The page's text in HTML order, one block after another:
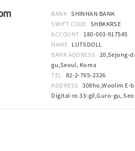
BANK SHINHAN BANK
SWIFT CODE SHBKKRSE
ACCOUNT 180-003-917545
NAME LUTSDOLL
BANK ADDRESS 20,Sejong-
gu,Seoul, Korea
TEL 82-2-765-2326
ADDRESS 308ho,Woolim E-
Digital-ro 33-gil,Guro-gu,